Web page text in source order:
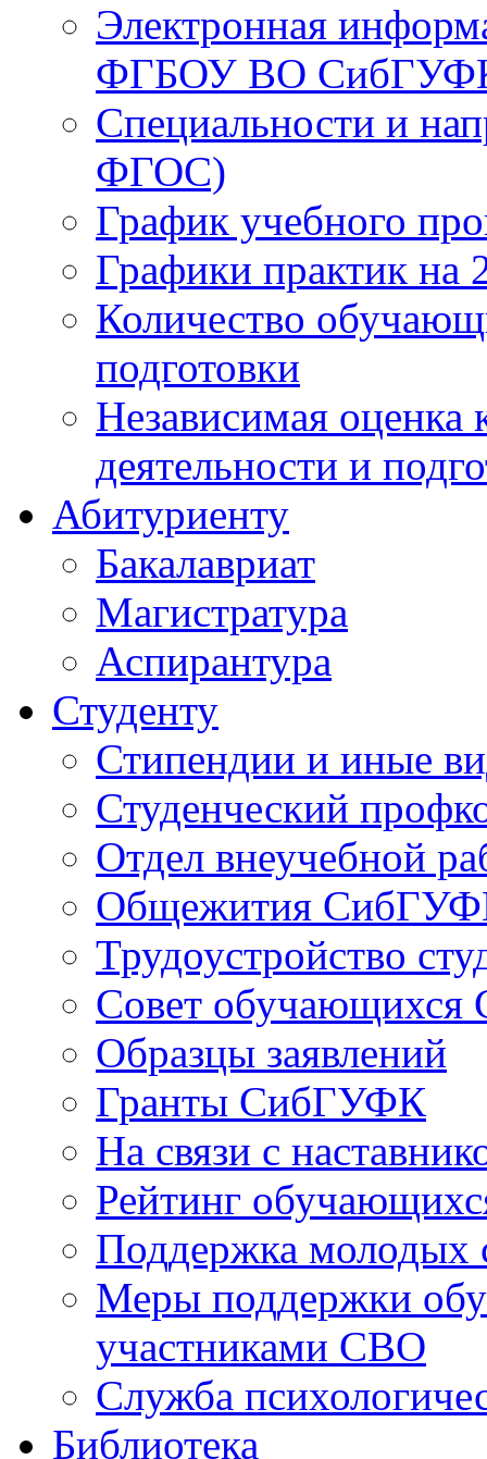
Электронная
ФГБОУ ВО
Специальности и
ФГОС)
График учебного
Графики практик на
Количество
подготовки
Независимая оценка
деятельности и
Абитуриенту
Бакалавриат
Магистратура
Аспирантура
Студенту
Стипендии и иные
Студенческий
Отдел внеучебной
Общежития
Трудоустройство
Совет
Образцы заявлений
Гранты СибГУФК
На связи с
Рейтинг
Поддержка молодых
Меры поддержки
участниками СВО
Служба
Библиотека